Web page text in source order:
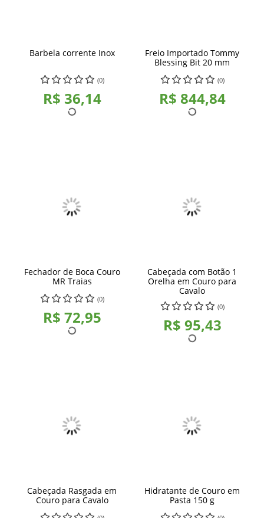
Barbela corrente Inox
(0)
R$ 36,14
Freio Importado Tommy
Blessing Bit 20 mm
(0)
R$ 844,84
Fechador de Boca Couro
MR Traias
(0)
R$ 72,95
Cabeçada com Botão 1
Orelha em Couro para
Cavalo
(0)
R$ 95,43
Cabeçada Rasgada em
Couro para Cavalo
Hidratante de Couro em
Pasta 150 g